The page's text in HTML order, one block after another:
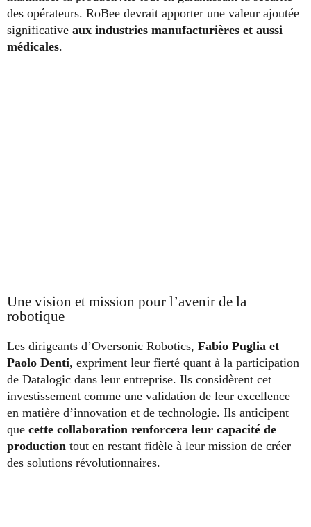
des opérateurs. RoBee devrait apporter une valeur ajoutée
significative aux industries manufacturières et aussi
médicales.
Une vision et mission pour l’avenir de la
robotique
Les dirigeants d’Oversonic Robotics, Fabio Puglia et
Paolo Denti, expriment leur fierté quant à la participation
de Datalogic dans leur entreprise. Ils considèrent cet
investissement comme une validation de leur excellence
en matière d’innovation et de technologie. Ils anticipent
que cette collaboration renforcera leur capacité de
production tout en restant fidèle à leur mission de créer
des solutions révolutionnaires.